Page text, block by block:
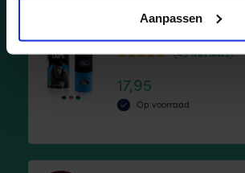
Aanpassen
MyCureTape® Sports
4.47
uit 5
(49 Reviews)
17,95
Op voorraad